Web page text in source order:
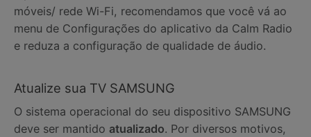
móveis/ rede Wi-Fi, recomendamos que você vá ao
menu de Configurações do aplicativo da Calm Radio
e reduza a configuração de qualidade de áudio.
Atualize sua TV SAMSUNG
O sistema operacional do seu dispositivo SAMSUNG
deve ser mantido atualizado. Por diversos motivos,